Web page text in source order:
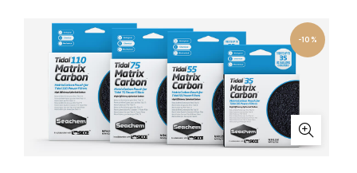
-10%